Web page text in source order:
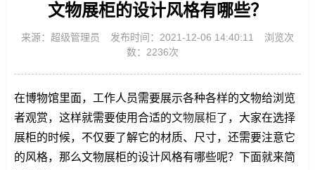
文物展柜的设计风格有哪些？
来源：超级管理员 发布时间：2021-12-06 14:40:11
浏览次
数：2236次
在博物馆里面，工作人员需要展示各种各样的文物给浏览
者观赏，这样就需要使用合适的文物展柜了，大家在选择
展柜的时候，不仅要了解它的材质、尺寸，还需要注意它
的风格，那么文物展柜的设计风格有哪些呢？下面就来简